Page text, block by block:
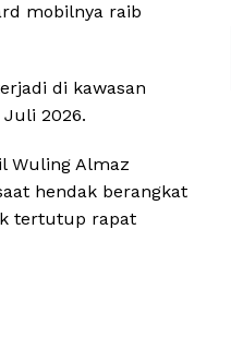
mobilnya raib
di kawasan
2026.
Wuling Almaz
hendak berangkat
tertutup rapat